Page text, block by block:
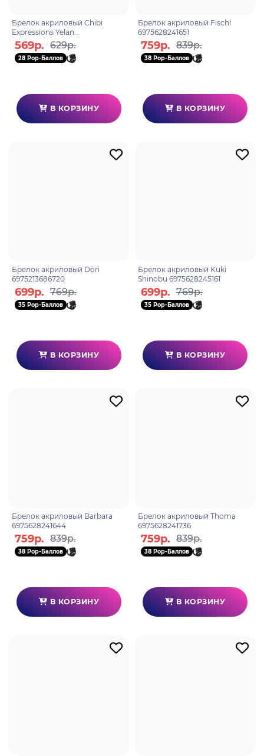
Брелок акриловый Chibi
Expressions Yelan
6975628248360
569р. 629р.
28 Pop-Баллов
В КОРЗИНУ
Брелок акриловый Fischl
6975628241651
759р. 839р.
38 Pop-Баллов
В КОРЗИНУ
Брелок акриловый Dori
6975213686720
699р. 769р.
35 Pop-Баллов
В КОРЗИНУ
Брелок акриловый Kuki
Shinobu 6975628245161
699р. 769р.
35 Pop-Баллов
В КОРЗИНУ
Брелок акриловый Barbara
6975628241644
759р. 839р.
38 Pop-Баллов
В КОРЗИНУ
Брелок акриловый Thoma
6975628241736
759р. 839р.
38 Pop-Баллов
В КОРЗИНУ